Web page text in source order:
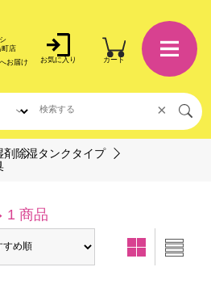
町店
お届け お気に入り カート
×
剤 除湿タンクタイプ
1 商品